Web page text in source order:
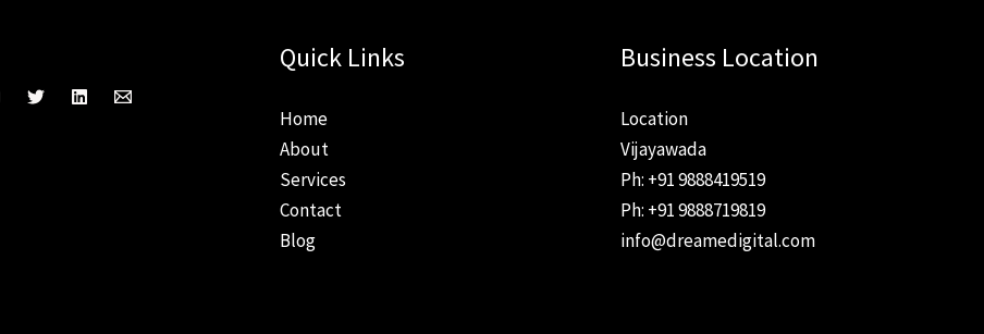
Quick Links
Home
About
Services
Contact
Blog
Business Location
Location
Vijayawada
Ph: +91 9888419519
Ph: +91 9888719819
info@dreamedigital.com